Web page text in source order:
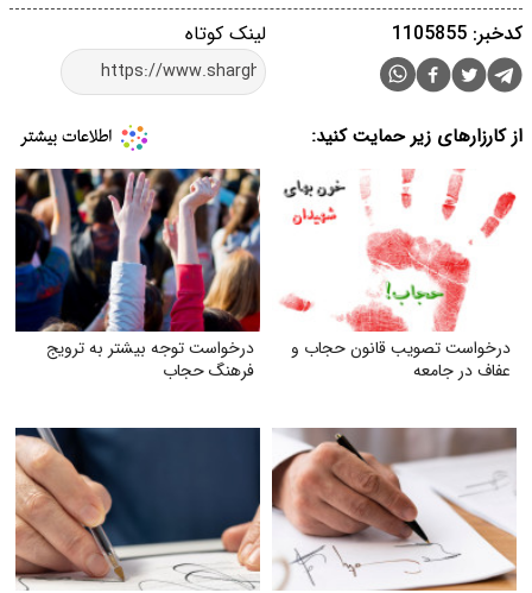
لینک کوتاه کدخبر: 1105855
از کارزارهای زیر حمایت کنید:
درخواست تصویب قانون حجاب و
عفاف در جامعه
درخواست توجه بیشتر به ترویج
فرهنگ حجاب